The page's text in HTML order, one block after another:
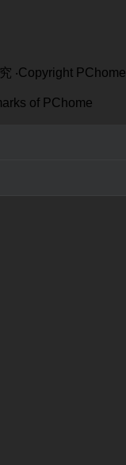
‧Copyright PChome
of PChome